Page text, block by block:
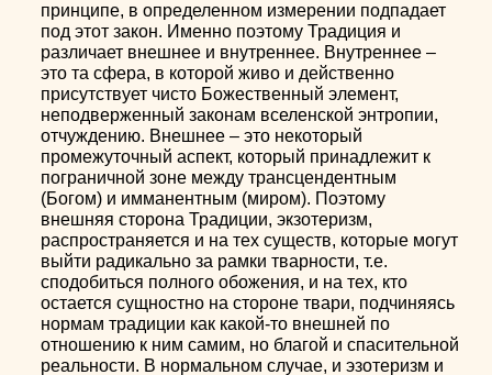
принципе, в определенном измерении подпадает
под этот закон. Именно поэтому Традиция и
различает внешнее и внутреннее. Внутреннее –
это та сфера, в которой живо и действенно
присутствует чисто Божественный элемент,
неподверженный законам вселенской энтропии,
отчуждению. Внешнее – это некоторый
промежуточный аспект, который принадлежит к
пограничной зоне между трансцендентным
(Богом) и имманентным (миром). Поэтому
внешняя сторона Традиции, экзотеризм,
распространяется и на тех существ, которые могут
выйти радикально за рамки тварности, т.е.
сподобиться полного обожения, и на тех, кто
остается сущностно на стороне твари, подчиняясь
нормам традиции как какой-то внешней по
отношению к ним самим, но благой и спасительной
реальности. В нормальном случае, и эзотеризм и